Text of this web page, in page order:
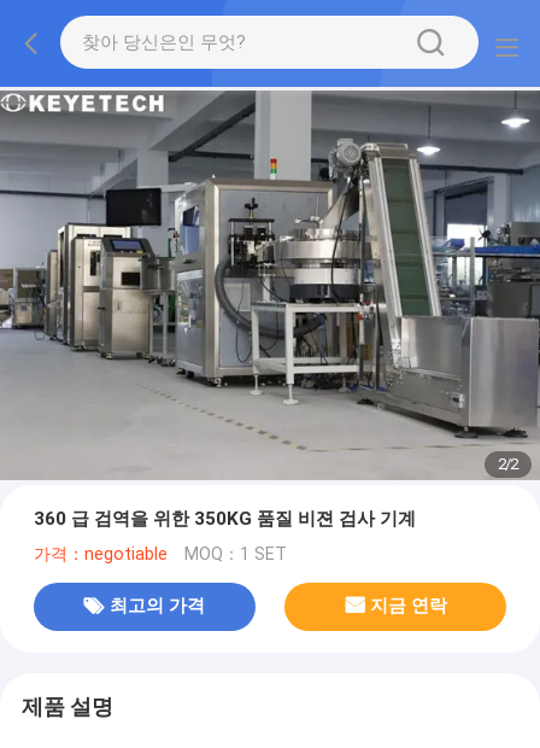
2/2
360 급 검역을 위한 350KG 품질 비젼 검사 기계
가격：negotiable MOQ：1 SET
최고의 가격 지금 연락
제품 설명